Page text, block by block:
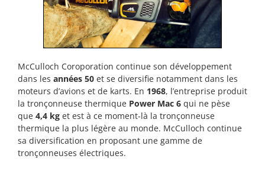
McCulloch Coroporation continue son développement
dans les années 50 et se diversifie notamment dans les
moteurs d’avions et de karts. En 1968, l’entreprise produit
la tronçonneuse thermique Power Mac 6 qui ne pèse
que 4,4 kg et est à ce moment-là la tronçonneuse
thermique la plus légère au monde. McCulloch continue
sa diversification en proposant une gamme de
tronçonneuses électriques.